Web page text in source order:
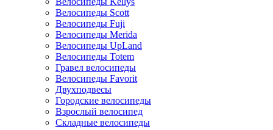
Велосипеды Scott
Велосипеды Fuji
Велосипеды Merida
Велосипеды UpLand
Велосипеды Totem
Гравел велосипеды
Велосипеды Favorit
Двухподвесы
Городские велосипеды
Взрослый велосипед
Складные велосипеды